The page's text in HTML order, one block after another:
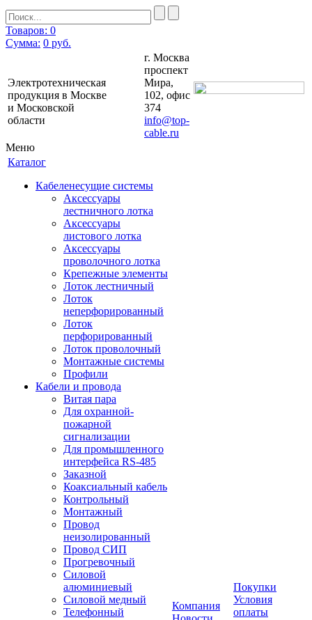
Товаров: 0
Сумма: 0 руб.
Электротехническая
продукция в Москве
и Московской
области
г. Москва
проспект
Мира,
102, офис
374
info@top-
cable.ru
Меню
Каталог
Кабеленесущие системы
Аксессуары
лестничного лотка
Аксессуары
листового лотка
Аксессуары
проволочного лотка
Крепежные элементы
Лоток лестничный
Лоток
неперфорированный
Лоток
перфорированный
Лоток проволочный
Монтажные системы
Профили
Кабели и провода
Витая пара
Для охранной-
пожарной
сигнализации
Для промышленного
интерфейса RS-485
Заказной
Коаксиальный кабель
Контрольный
Монтажный
Провод
неизолированный
Провод СИП
Прогревочный
Силовой
алюминиевый
Силовой медный
Телефонный
Компания
Покупки
Условия
оплаты